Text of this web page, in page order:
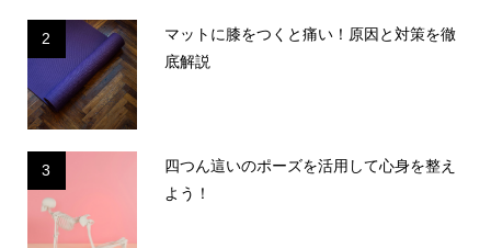
2
マットに膝をつくと痛い！原因と対策を徹
底解説
3
四つん這いのポーズを活用して心身を整え
よう！